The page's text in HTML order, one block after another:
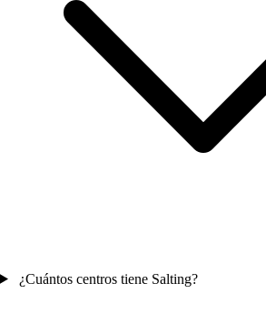
¿Cuántos centros tiene Salting?